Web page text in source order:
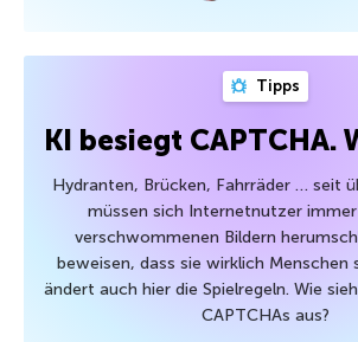
Tipps
KI besiegt CAPTCHA.
Hydranten, Brücken, Fahrräder … seit
müssen sich Internetnutzer
verschwommenen Bildern
beweisen, dass sie wirklich Menschen
ändert auch hier die Spielregeln. Wie
CAPTCHAs aus?